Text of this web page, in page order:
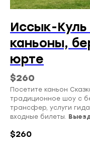
Иссык-Куль
каньоны,
юрте
$260
Посетите каньон
традиционное шоу с
трансфер, услуги
входные билеты.
$260